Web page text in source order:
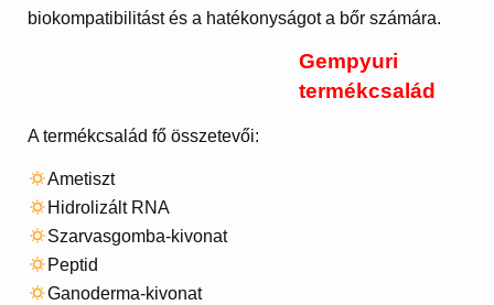
biokompatibilitást és a hatékonyságot a bőr számára.
Gempyuri
termékcsalád
A termékcsalád fő összetevői:
Ametiszt
Hidrolizált RNA
Szarvasgomba-kivonat
Peptid
Ganoderma-kivonat